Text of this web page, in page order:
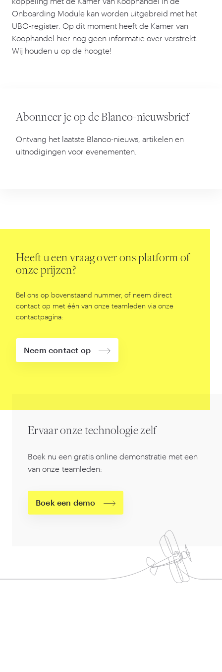
Onboarding Module kan worden uitgebreid met het
UBO-register. Op dit moment heeft de Kamer van
Koophandel hier nog geen informatie over verstrekt.
Wij houden u op de hoogte!
Abonneer je op de Blanco-nieuwsbrief
Ontvang het laatste Blanco-nieuws, artikelen en
uitnodigingen voor evenementen.
Heeft u een vraag over ons platform of
onze prijzen?
Bel ons op bovenstaand nummer, of neem direct
contact op met één van onze teamleden via onze
contactpagina:
Neem contact op
Ervaar onze technologie zelf
Boek nu een gratis online demonstratie met een
van onze teamleden:
Boek een demo